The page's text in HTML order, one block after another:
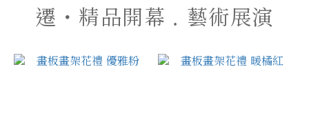
遷・精品開幕．藝術展演